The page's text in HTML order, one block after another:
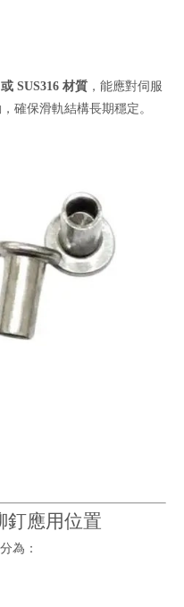
SUS316 材質 ，能應對伺服
確保滑軌結構長期穩定。
釘應用位置
為：